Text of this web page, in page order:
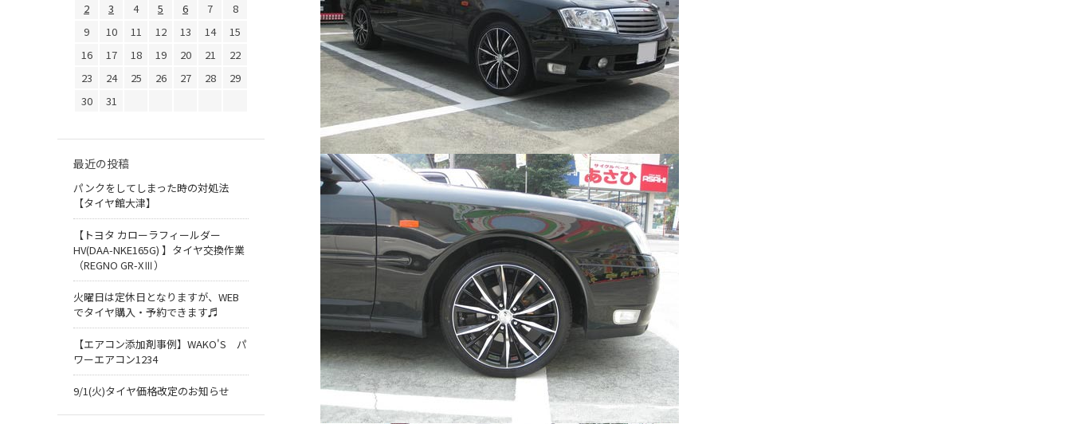
2
3 4 5 6 7
8
9
10 11 12 13 14
15
16
17 18 19 20 21
22
23
24 25 26 27 28
29
30
31
最近の投稿
パンクをしてしまった時の対処法
【タイヤ館大津】
【トヨタ カローラフィールダー
HV(DAA-NKE165G) 】タイヤ交換作業
（REGNO GR-XⅢ）
火曜日は定休日となりますが、WEB
でタイヤ購入・予約できます♬
【エアコン添加剤事例】WAKO'S パ
ワーエアコン1234
9/1(火)タイヤ価格改定のお知らせ